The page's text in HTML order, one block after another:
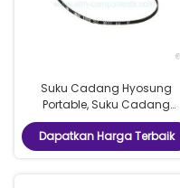
Suku Cadang Hyosung
Portable, Suku Cadang
Hyosung Mobile 45323603
Dapatkan Harga Terbaik